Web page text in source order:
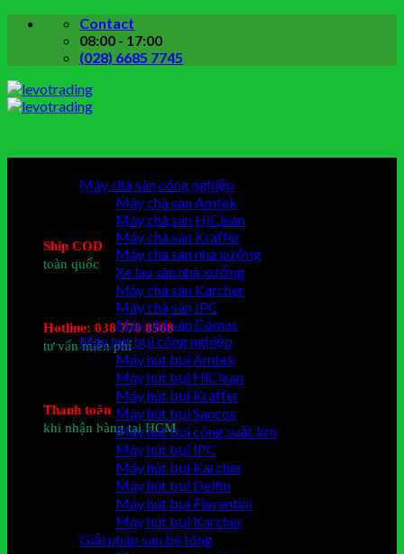
Skip
Contact
08:00 - 17:00
(028) 6685 7745
Ship COD
toàn quốc
Hotline: 038 770 8568
tư vấn miễn phí
Thanh toán
khi nhận hàng tại HCM
Chưa có sản phẩm trong giỏ hàng.
Máy chà sàn công nghiệp
Máy chà sàn Amtek
Máy chà sàn HiClean
Máy chà sàn Kraffer
Máy chà sàn nhà xưởng
Xe lau sàn nhà xưởng
Máy chà sàn Karcher
Máy chà sàn IPC
Máy chà sàn Comac
Máy hút bụi công nghiệp
Máy hút bụi Amtek
Máy hút bụi HiClean
Máy hút bụi Kraffer
Máy hút bụi Sancos
Máy hút bụi công suất lớn
Máy hút bụi IPC
Máy hút bụi Karcher
Máy hút bụi Delfin
Máy hút bụi Fiorentini
Máy hút bụi Karcher
Giải pháp sàn bê tông